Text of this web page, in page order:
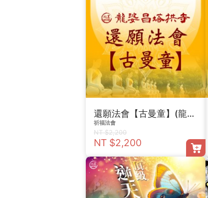
還願法會【古曼童】(龍婆昌塔拱寺)
祈福法會
NT $2,200
NT $2,200